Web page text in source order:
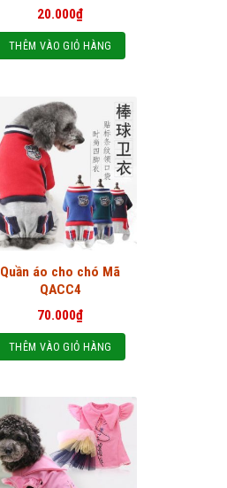
20.000₫
THÊM VÀO GIỎ HÀNG
Quần áo cho chó Mã
QACC4
70.000₫
THÊM VÀO GIỎ HÀNG